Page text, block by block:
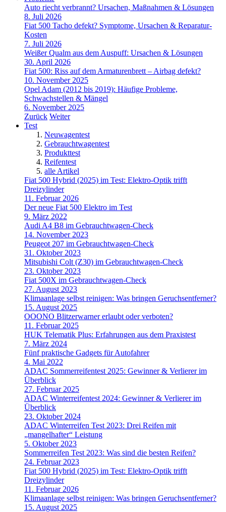
Auto riecht verbrannt? Ursachen, Maßnahmen & Lösungen
8. Juli 2026
Fiat 500 Tacho defekt? Symptome, Ursachen & Reparatur-
Kosten
7. Juli 2026
Weißer Qualm aus dem Auspuff: Ursachen & Lösungen
30. April 2026
Fiat 500: Riss auf dem Armaturenbrett – Airbag defekt?
10. November 2025
Opel Adam (2012 bis 2019): Häufige Probleme,
Schwachstellen & Mängel
6. November 2025
Zurück Weiter
Test
Neuwagentest
Gebrauchtwagentest
Produkttest
Reifentest
alle Artikel
Fiat 500 Hybrid (2025) im Test: Elektro-Optik trifft
Dreizylinder
11. Februar 2026
Der neue Fiat 500 Elektro im Test
9. März 2022
Audi A4 B8 im Gebrauchtwagen-Check
14. November 2023
Peugeot 207 im Gebrauchtwagen-Check
31. Oktober 2023
Mitsubishi Colt (Z30) im Gebrauchtwagen-Check
23. Oktober 2023
Fiat 500X im Gebrauchtwagen-Check
27. August 2023
Klimaanlage selbst reinigen: Was bringen Geruchsentferner?
15. August 2025
OOONO Blitzerwarner erlaubt oder verboten?
11. Februar 2025
HUK Telematik Plus: Erfahrungen aus dem Praxistest
7. März 2024
Fünf praktische Gadgets für Autofahrer
4. Mai 2022
ADAC Sommerreifentest 2025: Gewinner & Verlierer im
Überblick
27. Februar 2025
ADAC Winterreifentest 2024: Gewinner & Verlierer im
Überblick
23. Oktober 2024
ADAC Winterreifen Test 2023: Drei Reifen mit
„mangelhafter“ Leistung
5. Oktober 2023
Sommerreifen Test 2023: Was sind die besten Reifen?
24. Februar 2023
Fiat 500 Hybrid (2025) im Test: Elektro-Optik trifft
Dreizylinder
11. Februar 2026
Klimaanlage selbst reinigen: Was bringen Geruchsentferner?
15. August 2025